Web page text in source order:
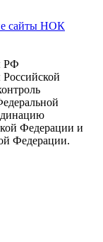
сайты НОК
РФ
Федерации и
Федерации.